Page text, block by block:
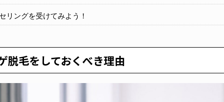
リングを受けてみよう！
脱毛をしておくべき理由